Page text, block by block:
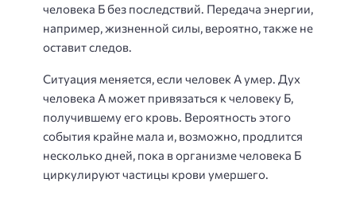
человека Б без последствий. Передача энергии,
например, жизненной силы, вероятно, также не
оставит следов.
Ситуация меняется, если человек А умер. Дух
человека А может привязаться к человеку Б,
получившему его кровь. Вероятность этого
события крайне мала и, возможно, продлится
несколько дней, пока в организме человека Б
циркулируют частицы крови умершего.